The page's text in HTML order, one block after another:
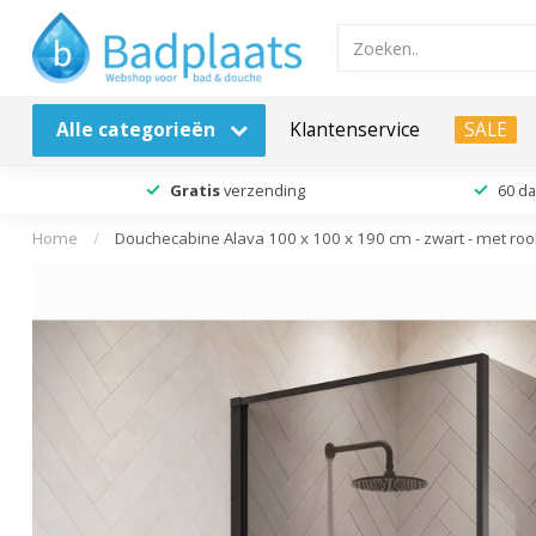
Alle categorieën Klantenservice SALE
Gratisverzending 60
Home / Douchecabine Alava 100 x 100 x 190 cm - zwart - met